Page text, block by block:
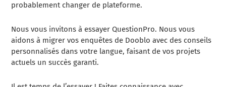
probablement changer de plateforme.
Nous vous invitons à essayer QuestionPro. Nous vous
aidons à migrer vos enquêtes de Dooblo avec des conseils
personnalisés dans votre langue, faisant de vos projets
actuels un succès garanti.